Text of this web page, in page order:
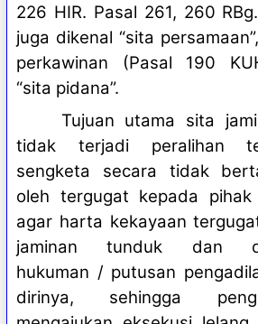
226 HIR. Pasal 261, 260
juga dikenal “sita
perkawinan (Pasal 190
“sita pidana”.
Tujuan utama sita
tidak terjadi peralihan
sengketa secara tidak
oleh tergugat kepada pihak
agar harta kekayaan
jaminan tunduk dan
hukuman / putusan
dirinya, sehingga